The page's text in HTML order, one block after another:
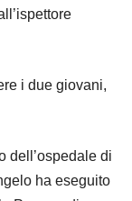
i due giovani,
dell’ospedale di
ha eseguito